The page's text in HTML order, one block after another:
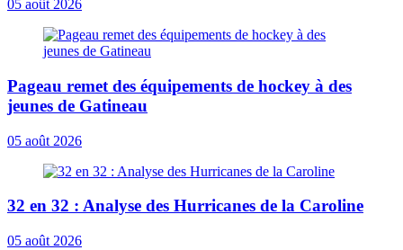
05 août 2026
Pageau remet des équipements de hockey à des
jeunes de Gatineau
05 août 2026
32 en 32 : Analyse des Hurricanes de la Caroline
05 août 2026